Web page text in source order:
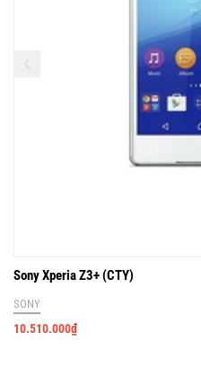
Sony Xperia Z3+ (CTY)
SONY
10.510.000₫